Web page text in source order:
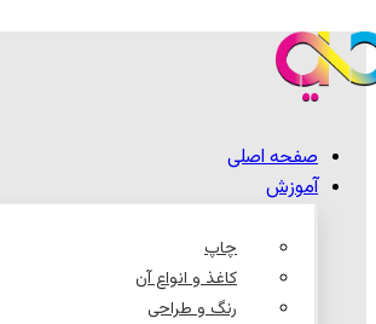
صفحه اصلی
آموزش
چاپ
کاغذ و انواع آن
رنگ و طراحی